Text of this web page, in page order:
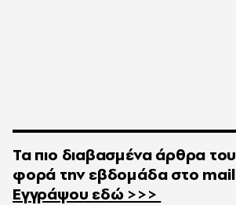
Τα πιο διαβασμένα άρθρα του
φορά την εβδομάδα στο mail
Εγγράψου εδώ >>>